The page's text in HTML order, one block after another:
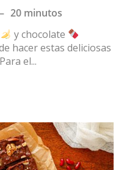
20 minutos
y chocolate
hacer estas deliciosas
el...